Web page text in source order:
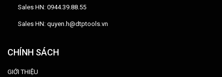
Sales HN: 0944.39.88.55
Sales HN: quyen.h@dtptools.vn
CHÍNH SÁCH
GIỚI THIỆU